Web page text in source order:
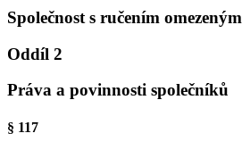
Společnost s ručením omezeným
Oddíl 2
Práva a povinnosti společníků
§ 117